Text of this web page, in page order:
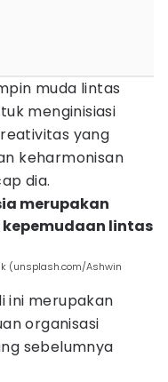
muda lintas
menginisiasi
yang
keharmonisan
dia.
merupakan
lintas
(unsplash.com/Ashwin
ini merupakan
organisasi
sebelumnya